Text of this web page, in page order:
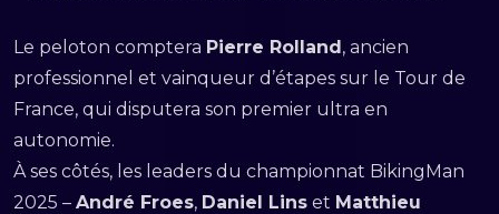
Le peloton comptera Pierre Rolland, ancien
professionnel et vainqueur d’étapes sur le Tour de
France, qui disputera son premier ultra en
autonomie.
À ses côtés, les leaders du championnat BikingMan
2025 – André Froes, Daniel Lins et Matthieu